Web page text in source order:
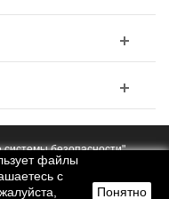
файлы
с
Понятно
безопасности"